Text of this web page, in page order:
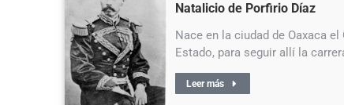
Natalicio de Porfirio Díaz
Nace en la ciudad de Oaxaca
Estado, para seguir allí la
Leer más